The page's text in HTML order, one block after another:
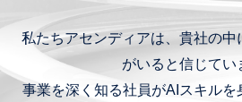
私たちアセンディアは、貴社の
がいると信じてい
事業を深く知る社員がAIスキルを